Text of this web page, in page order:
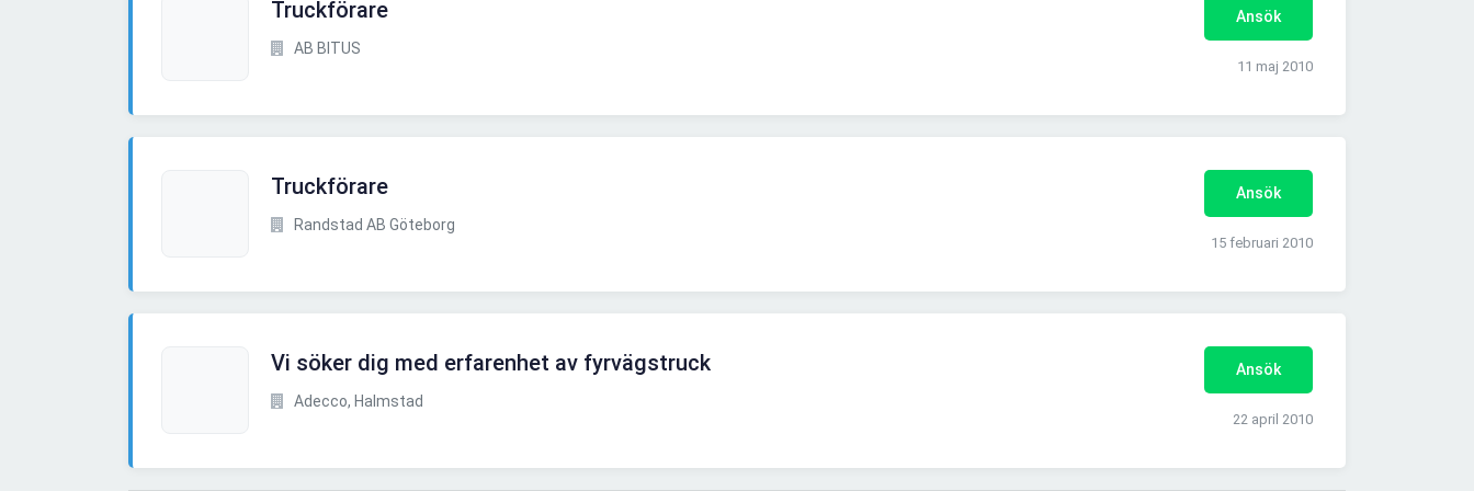
Truckförare
AB BITUS
Ansök
11 maj 2010
Truckförare
Randstad AB Göteborg
Ansök
15 februari 2010
Vi söker dig med erfarenhet av fyrvägstruck
Adecco, Halmstad
Ansök
22 april 2010